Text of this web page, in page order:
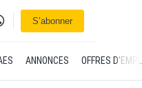
connecterS’abonner
ANNONCES OFFRES